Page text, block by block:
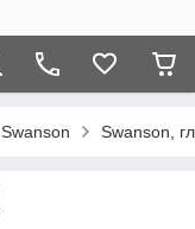
Swanson Swanson,